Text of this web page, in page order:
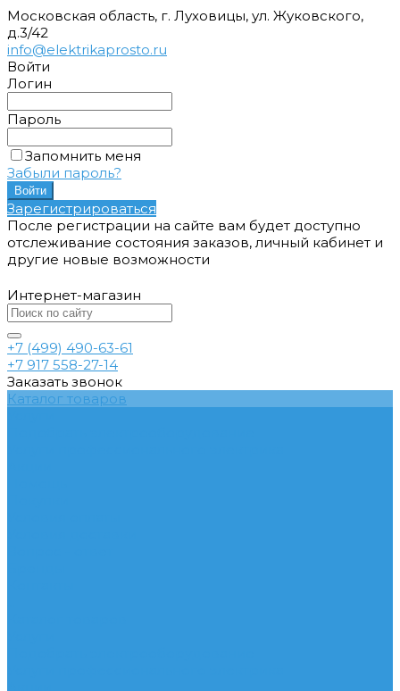
Московская область, г. Луховицы, ул. Жуковского,
д.3/42
info@elektrikaprosto.ru
Войти
Логин
Пароль
Запомнить меня
Забыли пароль?
Зарегистрироваться
После регистрации на сайте вам будет доступно
отслеживание состояния заказов, личный кабинет и
другие новые возможности
Интернет-магазин
+7 (499) 490-63-61
+7 917 558-27-14
Заказать звонок
Каталог товаров